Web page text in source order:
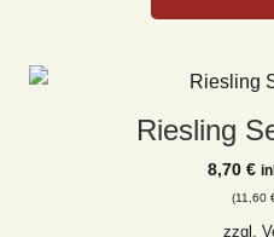
Riesling
8,70 €
(11,60
zzgl.